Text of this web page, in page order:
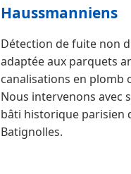
Haussmanniens
Détection de fuite non
adaptée aux parquets
canalisations en plomb
Nous intervenons avec
bâti historique parisien
Batignolles.